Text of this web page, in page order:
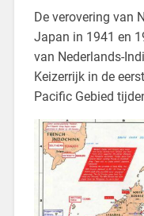
De verovering van
Japan in 1941 en
van Nederlands-
Keizerrijk in de
Pacific Gebied